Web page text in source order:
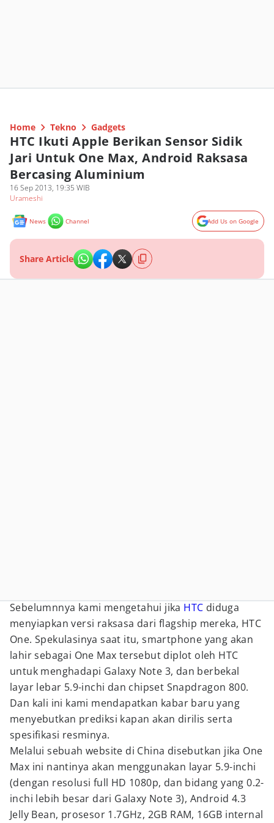
Home Tekno Gadgets
HTC Ikuti Apple Berikan Sensor Sidik
Jari Untuk One Max, Android Raksasa
Bercasing Aluminium
16 Sep 2013, 19:35 WIB
Urameshi
News Channel Add Us on Google
Share Article
Sebelumnnya kami mengetahui jika HTC diduga
menyiapkan versi raksasa dari flagship mereka, HTC
One. Spekulasinya saat itu, smartphone yang akan
lahir sebagai One Max tersebut diplot oleh HTC
untuk menghadapi Galaxy Note 3, dan berbekal
layar lebar 5.9-inchi dan chipset Snapdragon 800.
Dan kali ini kami mendapatkan kabar baru yang
menyebutkan prediksi kapan akan dirilis serta
spesifikasi resminya.
Melalui sebuah website di China disebutkan jika One
Max ini nantinya akan menggunakan layar 5.9-inchi
(dengan resolusi full HD 1080p, dan bidang yang 0.2-
inchi lebih besar dari Galaxy Note 3), Android 4.3
Jelly Bean, prosesor 1.7GHz, 2GB RAM, 16GB internal